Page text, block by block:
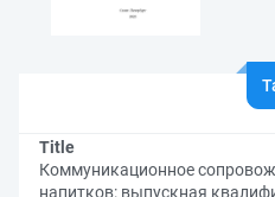
Title
Коммуникационное
напитков: выпускная